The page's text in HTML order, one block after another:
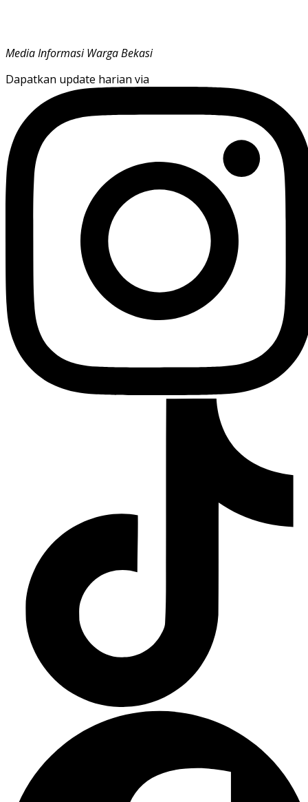
Media Informasi Warga Bekasi
Dapatkan update harian via